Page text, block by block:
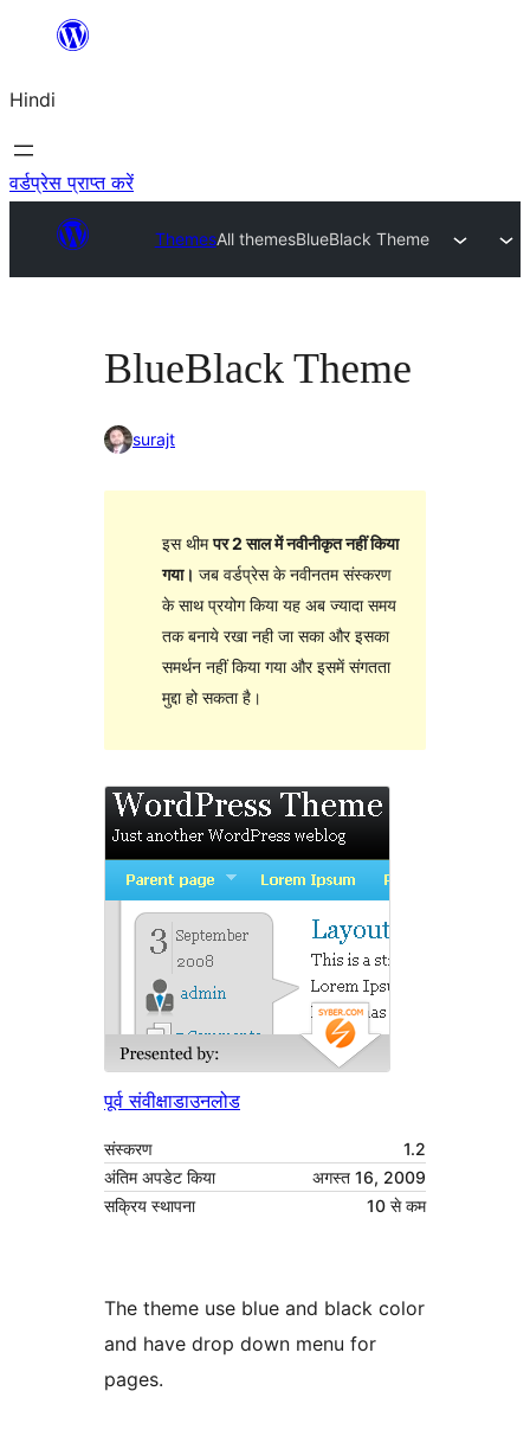
सामग्री
जाएं
Hindi
वर्डप्रेस प्राप्त करें
ThemesAll themesBlueBlack Theme
BlueBlack Theme
surajt
इस थीमपर 2 साल में नवीनीकृत नहीं किया
गया। जब वर्डप्रेस के नवीनतम संस्करण
के साथ प्रयोग किया यह अब ज्यादा समय
तक बनाये रखा नही जा सका और इसका
समर्थन नहीं किया गया और इसमें संगतता
मुद्दा हो सकता है।
पूर्व संवीक्षाडाउनलोड
संस्करण
1.2
अंतिम अपडेट किया
अगस्त 16, 2009
सक्रिय स्थापना
10 से कम
The theme use blue and black color
and have drop down menu for
pages.